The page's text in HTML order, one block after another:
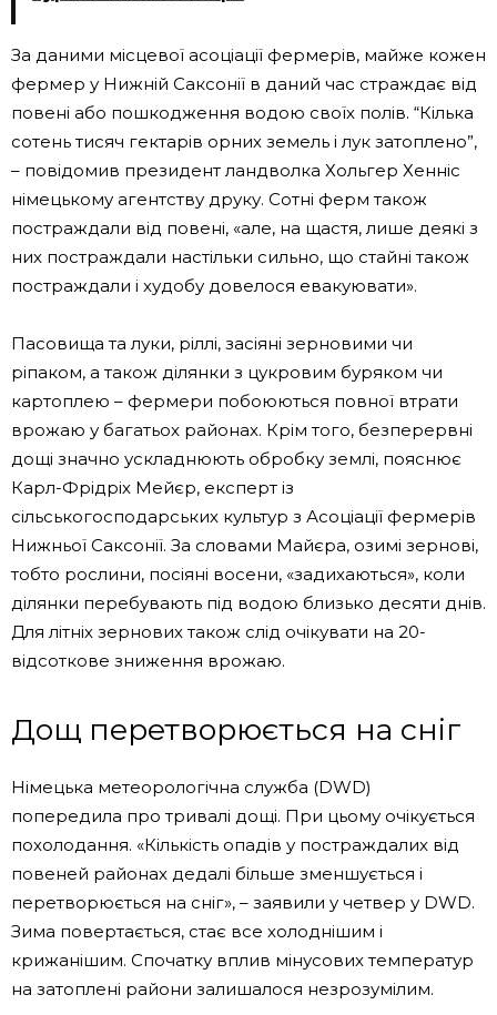
За даними місцевої асоціації фермерів, майже кожен
фермер у Нижній Саксонії в даний час страждає від
повені або пошкодження водою своїх полів. “Кілька
сотень тисяч гектарів орних земель і лук затоплено”,
– повідомив президент ландволка Хольгер Хенніс
німецькому агентству друку. Сотні ферм також
постраждали від повені, «але, на щастя, лише деякі з
них постраждали настільки сильно, що стайні також
постраждали і худобу довелося евакуювати».
Пасовища та луки, ріллі, засіяні зерновими чи
ріпаком, а також ділянки з цукровим буряком чи
картоплею – фермери побоюються повної втрати
врожаю у багатьох районах. Крім того, безперервні
дощі значно ускладнюють обробку землі, пояснює
Карл-Фрідріх Мейєр, експерт із
сільськогосподарських культур з Асоціації фермерів
Нижньої Саксонії. За словами Майєра, озимі зернові,
тобто рослини, посіяні восени, «задихаються», коли
ділянки перебувають під водою близько десяти днів.
Для літніх зернових також слід очікувати на 20-
відсоткове зниження врожаю.
Дощ перетворюється на сніг
Німецька метеорологічна служба (DWD)
попередила про тривалі дощі. При цьому очікується
похолодання. «Кількість опадів у постраждалих від
повеней районах дедалі більше зменшується і
перетворюється на сніг», – заявили у четвер у DWD.
Зима повертається, стає все холоднішим і
крижанішим. Спочатку вплив мінусових температур
на затоплені райони залишалося незрозумілим.